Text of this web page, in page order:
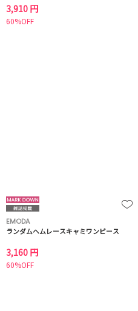
3,910 円
60%OFF
EMODA
ランダムヘムレースキャミワンピース
3,160 円
60%OFF